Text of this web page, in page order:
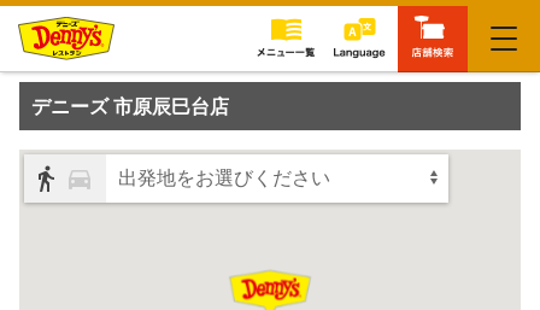
閉じる
デニーズ 市原辰巳台店
出発地をお選びください